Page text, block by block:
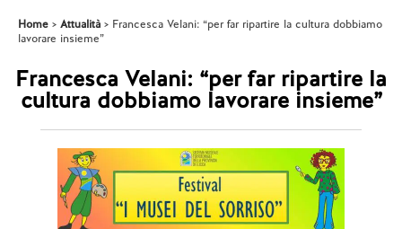
Home Attualità
Francesca Velani: “per far ripartire la cultura dobbiamo
lavorare insieme”
Francesca Velani: “per far ripartire la
cultura dobbiamo lavorare insieme”